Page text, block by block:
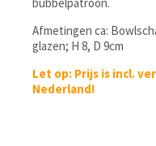
Afmetingen ca:
glazen; H 8, D 9cm
Let op: Prijs is incl.
Nederland!